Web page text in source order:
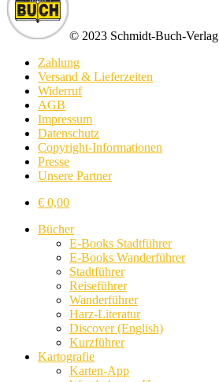
© 2023 Schmidt-Buch-Verlag
Zahlung
Versand & Lieferzeiten
Widerruf
AGB
Impressum
Datenschutz
Copyright-Informationen
Presse
Unsere Partner
€ 0,00
Bücher
E-Books Stadtführer
E-Books Wanderführer
Stadtführer
Reiseführer
Wanderführer
Harz-Literatur
Discover (English)
Kurzführer
Kartografie
Karten-App